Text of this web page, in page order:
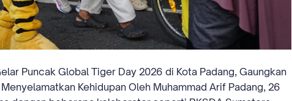
Puncak Global Tiger Day 2026 di Kota Padang, Gaungkan
Kehidupan Oleh Muhammad Arif Padang, 26